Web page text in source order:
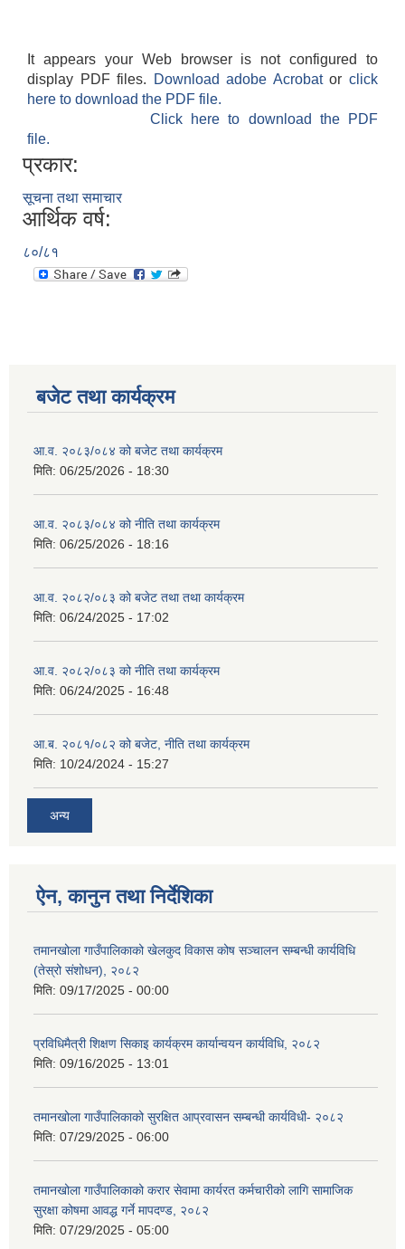
It appears your Web browser is not configured to
display PDF files.
Download adobe Acrobatorclick
here to download the PDF file.
Click here to download the PDF
file.
प्रकार:
सूचना तथा समाचार
आर्थिक वर्ष:
८०/८१
बजेट तथा कार्यक्रम
आ.व. २०८३/०८४ को बजेट तथा कार्यक्रम
मिति: 06/25/2026 - 18:30
आ.व. २०८३/०८४ को नीति तथा कार्यक्रम
मिति: 06/25/2026 - 18:16
आ.व. २०८२/०८३ को बजेट तथा तथा कार्यक्रम
मिति: 06/24/2025 - 17:02
आ.व. २०८२/०८३ को नीति तथा कार्यक्रम
मिति: 06/24/2025 - 16:48
आ.ब. २०८१/०८२ को बजेट, नीति तथा कार्यक्रम
मिति: 10/24/2024 - 15:27
अन्य
ऐन, कानुन तथा निर्देशिका
तमानखोला गाउँपालिकाको खेलकुद विकास कोष सञ्चालन सम्बन्धी कार्यविधि
(तेस्रो संशोधन), २०८२
मिति: 09/17/2025 - 00:00
प्रविधिमैत्री शिक्षण सिकाइ कार्यक्रम कार्यान्वयन कार्यविधि, २०८२
मिति: 09/16/2025 - 13:01
तमानखोला गाउँपालिकाको सुरक्षित आप्रवासन सम्बन्धी कार्यविधी- २०८२
मिति: 07/29/2025 - 06:00
तमानखोला गाउँपालिकाको करार सेवामा कार्यरत कर्मचारीको लागि सामाजिक
सुरक्षा कोषमा आवद्ध गर्ने मापदण्ड, २०८२
मिति: 07/29/2025 - 05:00